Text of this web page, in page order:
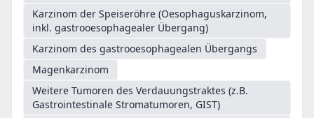
Karzinom der Speiseröhre (Oesophaguskarzinom,
inkl. gastrooesophagealer Übergang)
Karzinom des gastrooesophagealen Übergangs
Magenkarzinom
Weitere Tumoren des Verdauungstraktes (z.B.
Gastrointestinale Stromatumoren, GIST)